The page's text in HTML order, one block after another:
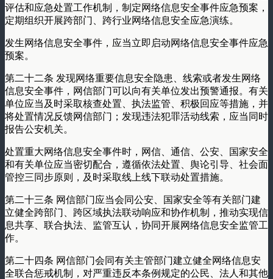
评估和应急处置工作机制，制定网络信息安全事件应急预案，
定期组织开展跨部门、跨行业网络信息安全应急演练。
发生网络信息安全事件，应当立即启动网络信息安全事件应急
预案。
第二十二条 发现网络重要信息安全隐患、线索或者发生网络
信息安全事件，网信部门可以向有关单位发出预警通报。有关
单位应当及时采取核查处置、执法监管、积极回应等措施，并
将处置情况反馈网信部门；发现违法犯罪活动线索，应当同时
报告公安机关。
处置重大网络信息安全事件时，网信、通信、公安、国家安全
和有关单位应当密切配合，遵循依法处置、舆论引导、社会面
管控三同步原则，及时采取线上线下联动处置措施。
第二十三条 网信部门应当会同公安、国家安全等有关部门建
立健全跨部门、跨区域执法联动响应和协作机制，推动实现信
息共享、联合执法、监管互认，协同开展网络信息安全监管工
作。
第二十四条 网信部门会同有关主管部门建立健全网络信息安
全联合惩戒机制，对严重违反本条例规定的公民、法人和其他